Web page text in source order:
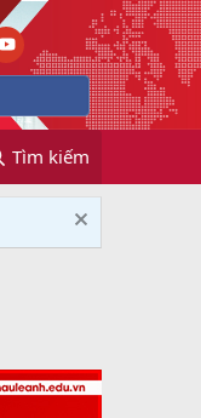
Tìm kiếm